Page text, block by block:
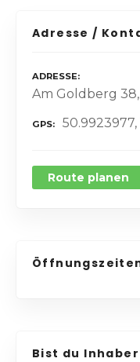
Adresse /
ADRESSE
Am Goldberg
GPS
Route planen
Bist du